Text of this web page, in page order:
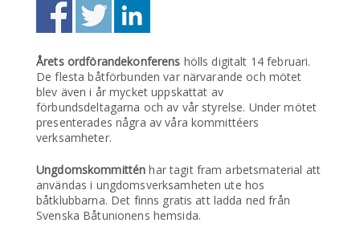
Årets ordförandekonferens hölls digitalt 14 februari.
De flesta båtförbunden var närvarande och mötet
blev även i år mycket uppskattat av
förbundsdeltagarna och av vår styrelse. Under mötet
presenterades några av våra kommittéers
verksamheter.
Ungdomskommittén har tagit fram arbetsmaterial att
användas i ungdomsverksamheten ute hos
båtklubbarna. Det finns gratis att ladda ned från
Svenska Båtunionens hemsida.